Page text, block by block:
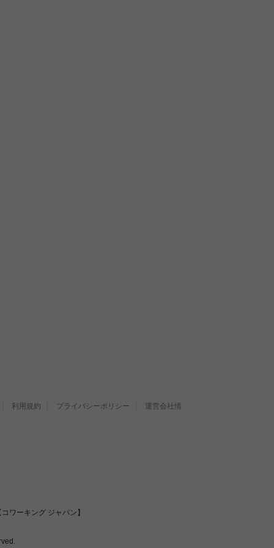
利用規約 プライバシーポリシー 運営会社情
ワーキング ジャパン】